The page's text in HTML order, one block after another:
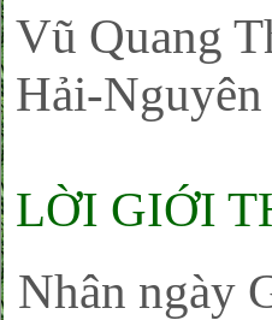
Vũ Quang
Hải-
LỜI GIỚI
ngày